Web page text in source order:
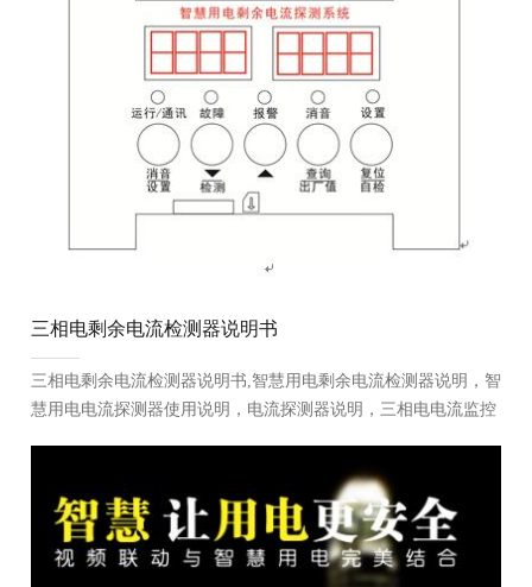
三相电剩余电流检测器说明书
三相电剩余电流检测器说明书,智慧用电剩余电流检测器说明，智
慧用电电流探测器使用说明，电流探测器说明，三相电电流监控